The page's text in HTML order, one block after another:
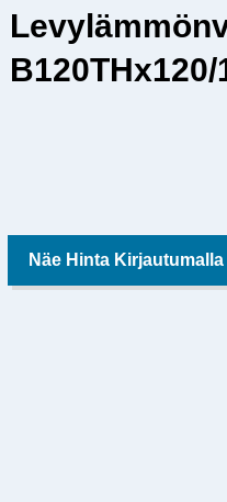
B120THx120/
Näe Hinta